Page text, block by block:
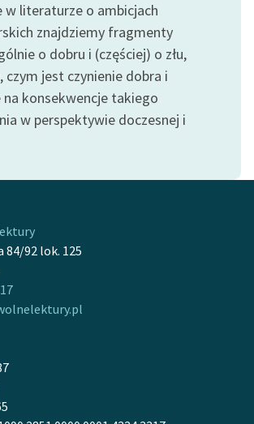
w literaturze o ambicjach
znajdziemy fragmenty
o dobru i (częściej) o złu,
czym jest czynienie dobra i
na konsekwencje takiego
w perspektywie doczesnej i
84/92 lok. 125